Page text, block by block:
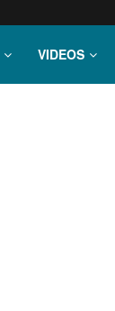
VIDEOS